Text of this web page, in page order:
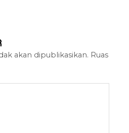
akan dipublikasikan. Ruas